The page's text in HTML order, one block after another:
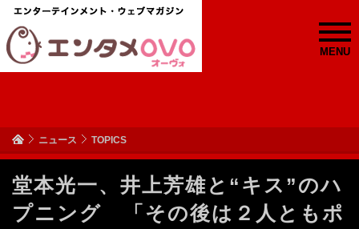
MENU
ニュース TOPICS
堂本光一、井上芳雄と“キス”のハ
プニング 「その後は２人ともポ